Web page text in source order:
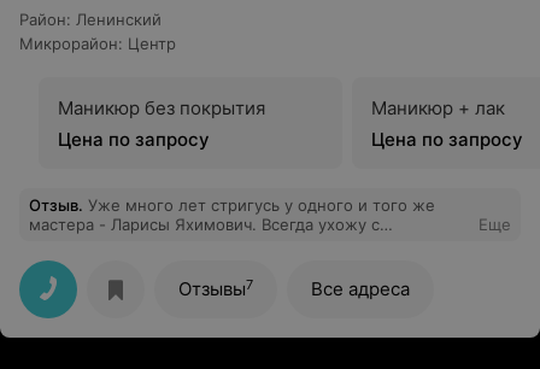
Район: Ленинский
Микрорайон: Центр
Маникюр без покрытия
Цена по запросу
Маникюр + лак
Цена по запросу
Отзыв. Уже много лет стригусь у одного и того же
мастера - Ларисы Яхимович. Всегда ухожу с
креативной стрижечкой! Приезжала сначала из
Брестского района, а теперь приезжаю за 1300 км и
только к этому мастеру. В этом уютном салоне самые
лучшие и всегда красивые администраторы и мастера!
Спасибо прекрасной Ларисочке❣️
Еще
Отзывы7 Все адреса